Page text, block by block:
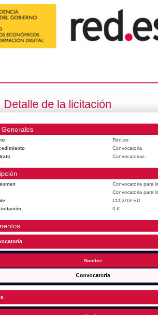
Detalle de la licitación
Red.es
Convocatoria
Convocatorias
Convocatoria para
Convocatoria para
C003/18-ED
0 €
Nombre
Convocatoria